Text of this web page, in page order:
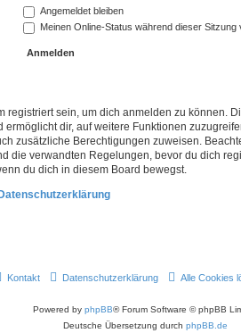
Angemeldet bleiben
Meinen Online-Status während dieser Sitzung
registriert sein, um dich anmelden zu können.
ermöglicht dir, auf weitere Funktionen
zusätzliche Berechtigungen zuweisen.
die verwandten Regelungen, bevor du dich
du dich in diesem Board bewegst.
Datenschutzerklärung
Alle Cookies
Datenschutzerklärung
Kontakt
Powered by phpBB® Forum Software © phpBB
Deutsche Übersetzung durch phpBB.de